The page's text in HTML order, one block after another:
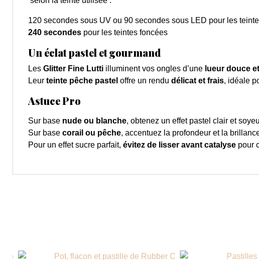
120 secondes sous UV ou 90 secondes sous LED pour les
240 secondes pour les teintes foncées
Un éclat pastel et gourmand
Les Glitter Fine Lutti illuminent vos ongles d’une lueur douce
Leur teinte pêche pastel offre un rendu délicat et frais, idéale
Astuce Pro
Sur base nude ou blanche, obtenez un effet pastel clair et
Sur base corail ou pêche, accentuez la profondeur et la
Pour un effet sucre parfait, évitez de lisser avant catalyse pour